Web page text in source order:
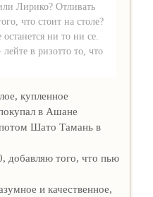
Лирико? Отливать
что стоит на столе?
ни то ни се.
в ризотто то, что
купленное
в Ашане
потом Шато Тамань в
добавляю того, что пью
и качественное,